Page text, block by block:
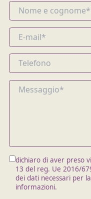
dichiaro di aver preso
13 del reg. Ue 2016/
dei dati necessari per
informazioni.